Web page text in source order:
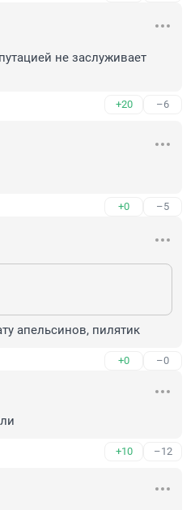
не заслуживает
+20 –6
+0 –5
апельсинов, пилятик
+0 –0
+10 –12